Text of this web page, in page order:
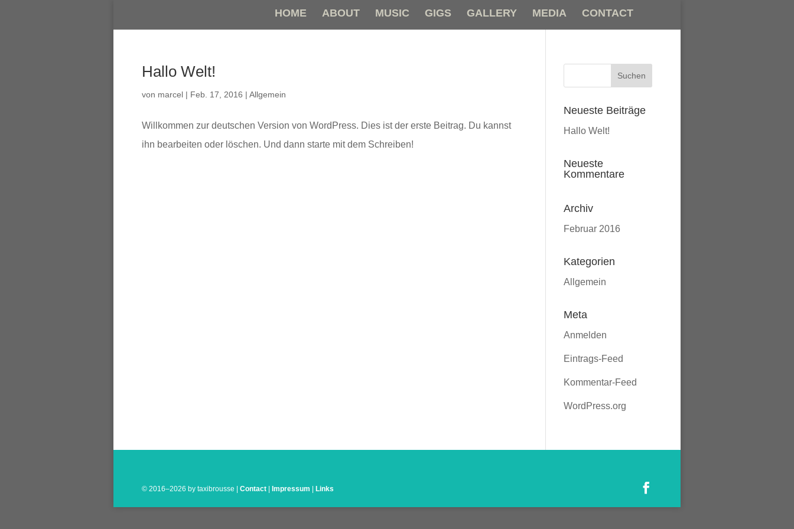
HOME ABOUT MUSIC GIGS GALLERY MEDIA CONTACT
Hallo Welt!
von marcel | Feb. 17, 2016 | Allgemein
Willkommen zur deutschen Version von WordPress. Dies ist der erste Beitrag. Du kannst
ihn bearbeiten oder löschen. Und dann starte mit dem Schreiben!
Neueste Beiträge
Hallo Welt!
Neueste
Kommentare
Archiv
Februar 2016
Kategorien
Allgemein
Meta
Anmelden
Eintrags-Feed
Kommentar-Feed
WordPress.org
© 2016–2026 by taxibrousse | Contact Impressum Links